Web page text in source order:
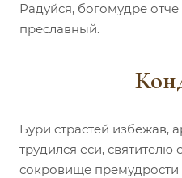
Радуйся, богомудре
преславный.
Бури страстей избежав,
трудился еси, святителю
сокровище премудрости